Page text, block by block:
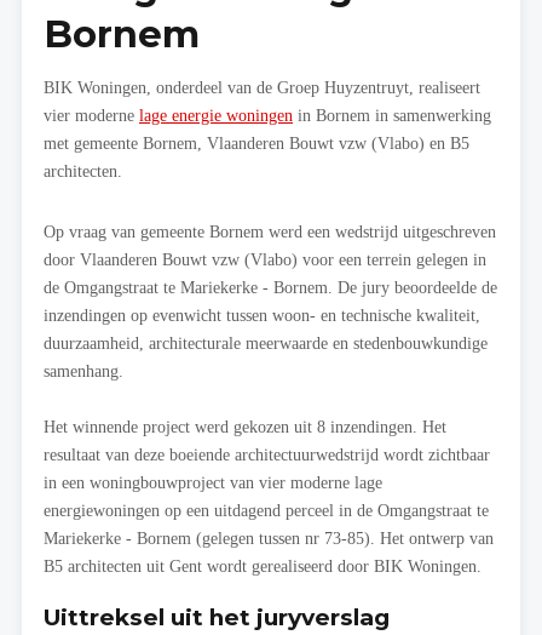
Bornem
BIK Woningen, onderdeel van de Groep Huyzentruyt, realiseert
vier moderne lage energie woningen in Bornem in samenwerking
met gemeente Bornem, Vlaanderen Bouwt vzw (Vlabo) en B5
architecten.
Op vraag van gemeente Bornem werd een wedstrijd uitgeschreven
door Vlaanderen Bouwt vzw (Vlabo) voor een terrein gelegen in
de Omgangstraat te Mariekerke - Bornem. De jury beoordeelde de
inzendingen op evenwicht tussen woon- en technische kwaliteit,
duurzaamheid, architecturale meerwaarde en stedenbouwkundige
samenhang.
Het winnende project werd gekozen uit 8 inzendingen. Het
resultaat van deze boeiende architectuurwedstrijd wordt zichtbaar
in een woningbouwproject van vier moderne lage
energiewoningen op een uitdagend perceel in de Omgangstraat te
Mariekerke - Bornem (gelegen tussen nr 73-85). Het ontwerp van
B5 architecten uit Gent wordt gerealiseerd door BIK Woningen.
Uittreksel uit het juryverslag